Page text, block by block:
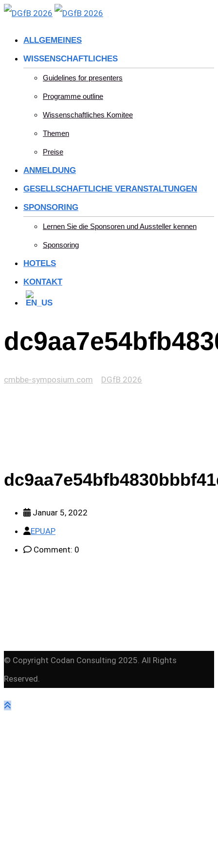
Skip
ALLGEMEINES
WISSENSCHAFTLICHES
Guidelines for presenters
Programme outline
Wissenschaftliches Komitee
Themen
Preise
ANMELDUNG
GESELLSCHAFTLICHE VERANSTALTUNGEN
SPONSORING
Lernen Sie die Sponsoren und Aussteller kennen
Sponsoring
HOTELS
KONTAKT
cmbbe-symposium.com DGfB 2026
Januar 5, 2022
EPUAP
Comment: 0
© Copyright Codan Consulting 2025. All Rights
Reserved.